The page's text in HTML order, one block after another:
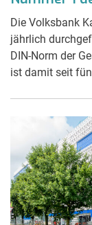
Die Volksbank
jährlich
DIN-Norm der
ist damit seit